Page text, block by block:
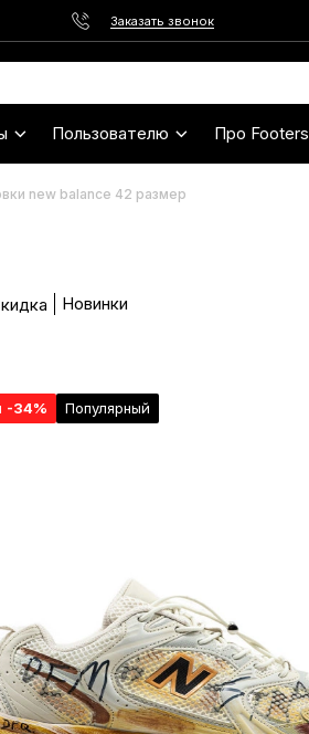
Заказать звонок
Пользователю Про Footers
new balance 42 размер
Новинки
-34% Популярный